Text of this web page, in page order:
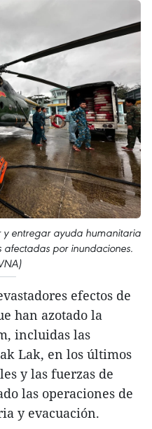
y entregar ayuda humanitaria
por inundaciones.
efectos de
han azotado la
incluidas las
Lak, en los últimos
y las fuerzas de
las operaciones de
y evacuación.